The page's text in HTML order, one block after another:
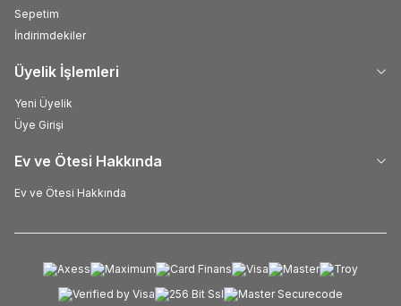
Sepetim
İndirimdekiler
Üyelik İşlemleri
Yeni Üyelik
Üye Girişi
Ev ve Ötesi Hakkında
Ev ve Ötesi Hakkında